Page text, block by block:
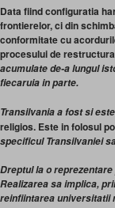
Data fiind configuratia
frontierelor, ci din
conformitate cu
procesului de
acumulate de-a lungul
fiecaruia in parte.
Transilvania a fost si
religios. Este in folosul
specificul Transilvaniei
Dreptul la o
Realizarea sa implica,
reinfiintarea universitatii